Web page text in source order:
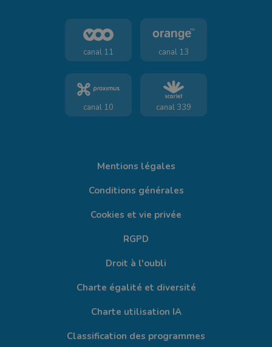
canal 11 canal 13
canal 10 canal 339
Mentions légales
Conditions générales
Cookies et vie privée
RGPD
Droit à l'oubli
Charte égalité et diversité
Charte utilisation IA
Classification des programmes